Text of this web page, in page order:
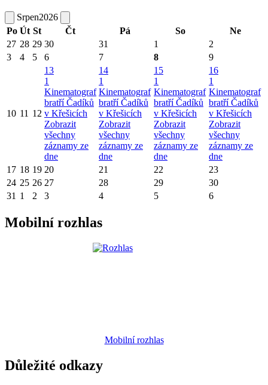
Srpen2026
Po Út St Čt Pá So
Ne
27 28 29 30 31 1
2
3
4 5 6 7 8 9
10 11 12
13
1
Kinematograf
bratří Čadíků
v Křešicích
Zobrazit
všechny
záznamy ze
dne
14
1
Kinematograf
bratří Čadíků
v Křešicích
Zobrazit
všechny
záznamy ze
dne
15
1
Kinematograf
bratří Čadíků
v Křešicích
Zobrazit
všechny
záznamy ze
dne
16
1
Kinematograf
bratří Čadíků
v Křešicích
Zobrazit
všechny
záznamy ze
dne
17 18 19 20 21 22
23
24 25 26 27 28 29
30
31 1 2 3 4 5 6
Mobilní rozhlas
Mobilní rozhlas
Důležité odkazy